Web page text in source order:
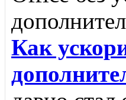
Как